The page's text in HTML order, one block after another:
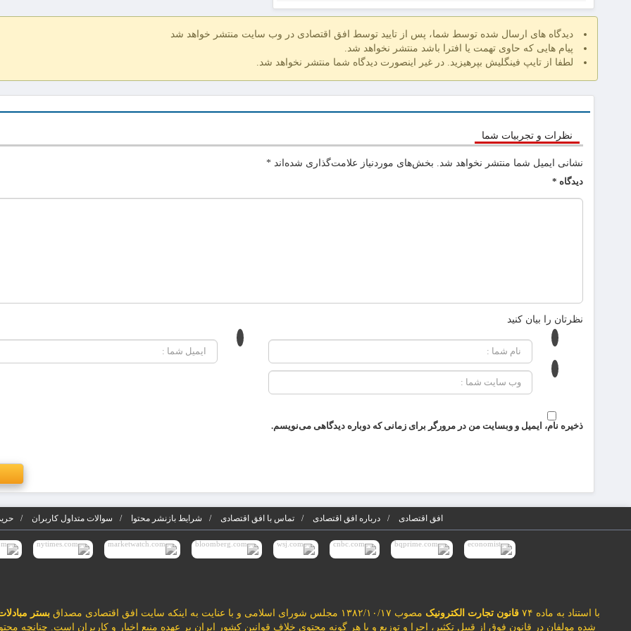
دیدگاه های ارسال شده توسط شما، پس از تایید توسط افق اقتصادی در وب سایت منتشر خواهد شد
پیام هایی که حاوی تهمت یا افترا باشد منتشر نخواهد شد.
لطفا از تایپ فینگلیش بپرهیزید. در غیر اینصورت دیدگاه شما منتشر نخواهد شد.
نظرات و تجربیات شما
نشانی ایمیل شما منتشر نخواهد شد. بخش‌های موردنیاز علامت‌گذاری شده‌اند *
دیدگاه *
نظرتان را بیان کنید
ذخیره نام، ایمیل و وبسایت من در مرورگر برای زمانی که دوباره دیدگاهی می‌نویسم.
افق اقتصادی درباره افق اقتصادی تماس با افق اقتصادی شرایط بازنشر محتوا سوالات متداول کاربران
با استناد به ماده ۷۴ قانون تجارت الکترونیک مصوب ۱۳۸۲/۱۰/۱۷ مجلس شورای اسلامی و با عنایت به اینکه سایت افق اقتصادی مصداق
بستر
شده مولفان در قانون فوق از قبیل تکثیر، اجرا و توزیع و یا هر گونه محتوی خلاف قوانین کشور ایران بر عهده منبع اخبار و کاربران است. چنانچه